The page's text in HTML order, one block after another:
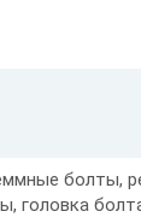
болты,
головка